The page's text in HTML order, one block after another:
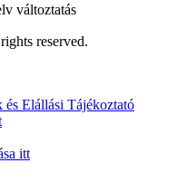
változtatás
reserved.
és Elállási Tájékoztató
itt